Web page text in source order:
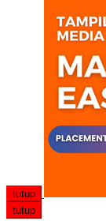
tutup
tutup